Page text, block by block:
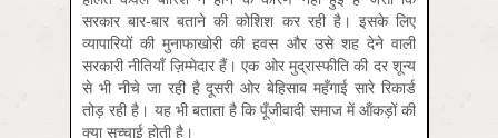
सरकार बार-बार बताने की कोशिश कर रही है। इसके लिए
व्यापारियों की मुनाफाखोरी की हवस और उसे शह देने वाली
सरकारी नीतियाँ ज़िम्मेदार हैं। एक ओर मुद्रास्फीति की दर शून्य
से भी नीचे जा रही है दूसरी ओर बेहिसाब महँगाई सारे रिकार्ड
तोड़ रही है। यह भी बताता है कि पूँजीवादी समाज में ऑंकड़ों की
क्या सच्चाई होती है।